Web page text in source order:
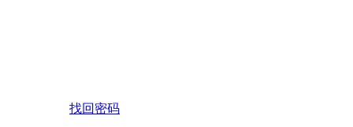
找回密码